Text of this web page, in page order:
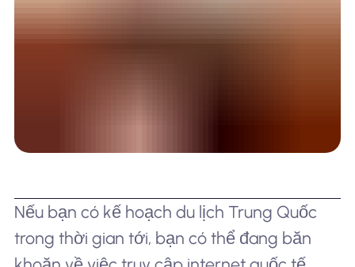
Nếu bạn có kế hoạch du lịch Trung Quốc
trong thời gian tới, bạn có thể đang băn